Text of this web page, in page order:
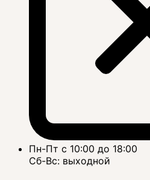
Пн-Пт с 10:00 до 18:00
Сб-Вс: выходной